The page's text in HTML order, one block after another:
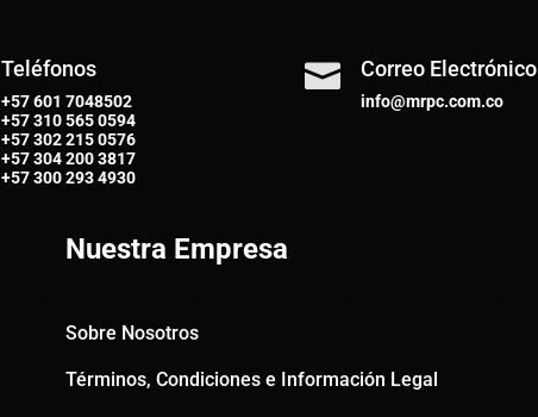
Teléfonos
+57 601 7048502
+57310 565 0594
+57302 215 0576
+57304 200 3817
+57300 293 4930
 Correo Electrónico
info@mrpc.com.co
Nuestra Empresa
Sobre Nosotros
Términos, Condiciones e Información Legal